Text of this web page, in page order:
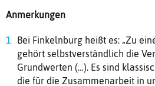
Anmerkungen
Bei Finkelnburg heißt es: „Zu
gehört selbstverständlich die
Grundwerten (…). Es sind
die für die Zusammenarbeit in